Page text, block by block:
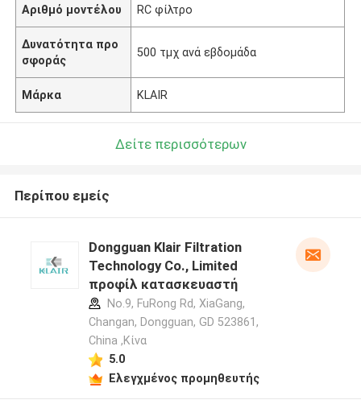
Αριθμό μοντέλου RC φίλτρο
Δυνατότητα προ
σφοράς
500 τμχ ανά εβδομάδα
Μάρκα KLAIR
Δείτε περισσότερων
Περίπου εμείς
Dongguan Klair Filtration
Technology Co., Limited
προφίλ κατασκευαστή
No.9, FuRong Rd, XiaGang,
Changan, Dongguan, GD 523861,
China ,Κίνα
5.0
Ελεγχμένος προμηθευτής